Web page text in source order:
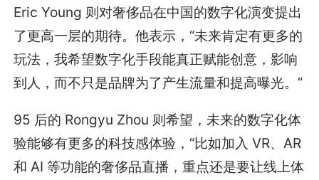
Eric Young 则对奢侈品在中国的数字化演变提出
了更高一层的期待。他表示，“未来肯定有更多的
玩法，我希望数字化手段能真正赋能创意，影响
到人，而不只是品牌为了产生流量和提高曝光。”
95 后的 Rongyu Zhou 则希望，未来的数字化体
验能够有更多的科技感体验，“比如加入 VR、AR
和 AI 等功能的奢侈品直播，重点还是要让线上体